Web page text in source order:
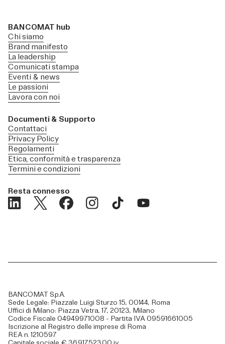
BANCOMAT hub
Chi siamo
Brand manifesto
La leadership
Comunicati stampa
Eventi & news
Le passioni
Lavora con noi
Documenti & Supporto
Contattaci
Privacy Policy
Regolamenti
Etica, conformità e trasparenza
Termini e condizioni
Resta connesso
BANCOMAT S.p.A.
Sede Legale: Piazzale Luigi Sturzo 15, 00144, Roma
Uffici di Milano: Piazza Vetra, 17, 20123, Milano
Codice Fiscale 04949971008 - Partita IVA 09591661005
Iscrizione al Registro delle imprese di Roma
REA n. 1210597